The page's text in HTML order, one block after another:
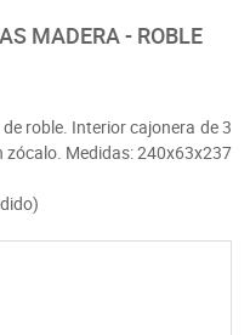
MADERA - ROBLE
roble. Interior cajonera de 3
Medidas: 240x63x237